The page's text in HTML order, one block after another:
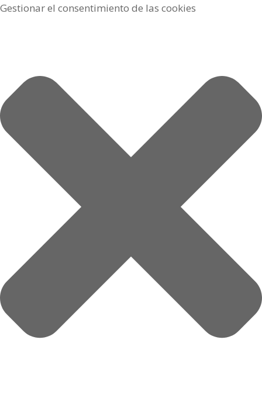
Gestionar el consentimiento de las cookies